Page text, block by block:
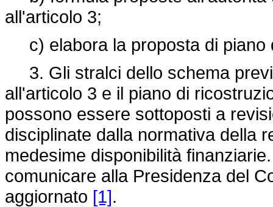
all'articolo 3;
c) elabora la proposta di piano
3. Gli stralci dello schema
all'articolo 3 e il piano di
possono essere sottoposti a
disciplinate dalla normativa della
medesime disponibilità
comunicare alla Presidenza del
aggiornato [1].